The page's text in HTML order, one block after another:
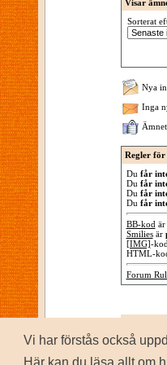
Vi har förstås också
Här kan du läsa allt om
Visar
Sorterat
Nya
Inga
Regler för
Du får
Du får
Du får
Du får
BB-kod är
Smiliesär
[IMG]-
HTML-
Forum